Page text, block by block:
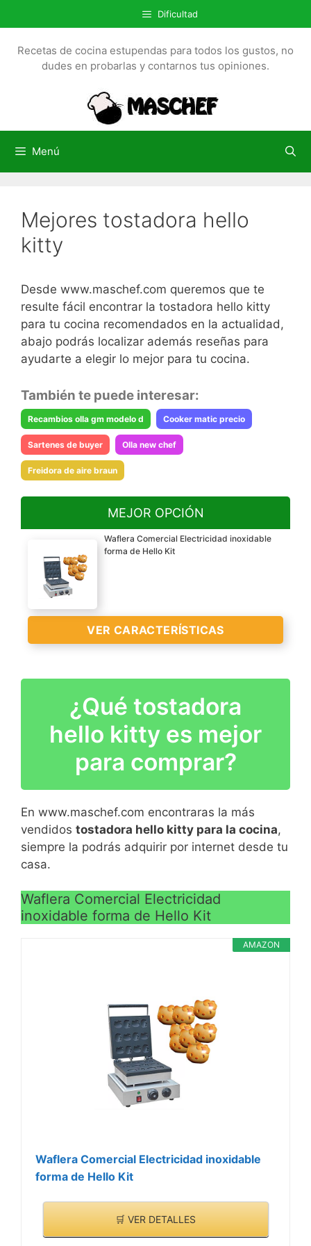
a
l
Dificultad
Recetas de cocina estupendas para todos los gustos, no
dudes en probarlas y contarnos tus opiniones.
Menú
Mejores tostadora hello
kitty
Desde www.maschef.com queremos que te
resulte fácil encontrar la tostadora hello kitty
para tu cocina recomendados en la actualidad,
abajo podrás localizar además reseñas para
ayudarte a elegir lo mejor para tu cocina.
También te puede interesar:
Recambios olla gm modelo d Cooker matic precio
Sartenes de buyer Olla new chef
Freidora de aire braun
MEJOR OPCIÓN
Waflera Comercial Electricidad inoxidable
forma de Hello Kit
VER CARACTERÍSTICAS
HECHO CON LA CALIDAD
- La máquina para hacer
waffles de acero
inoxidable de alta
calidad, cuatro
constante, es resistente y
lo suficientemente
resistente para su uso, no
es fácil de óxido y de
NO STICK PANS - Las
sartenes de máquina de
impide gofres se pegue a
la sartén, haciendo
cocción rápida y fácil, y
la bandeja es fácil de
clean.And la profundidad
TIEMPO Y TEMPERATURA
AJUSTABLE - El tiempo y
máquina para hacer
waffles podrían ser el
control.0-300 ? control
¿Qué tostadora
hello kitty es mejor
para comprar?
En www.maschef.com encontraras la más
vendidos tostadora hello kitty para la cocina,
siempre la podrás adquirir por internet desde tu
casa.
Waflera Comercial Electricidad
inoxidable forma de Hello Kit
AMAZON
Waflera Comercial Electricidad inoxidable
forma de Hello Kit
🛒 VER DETALLES